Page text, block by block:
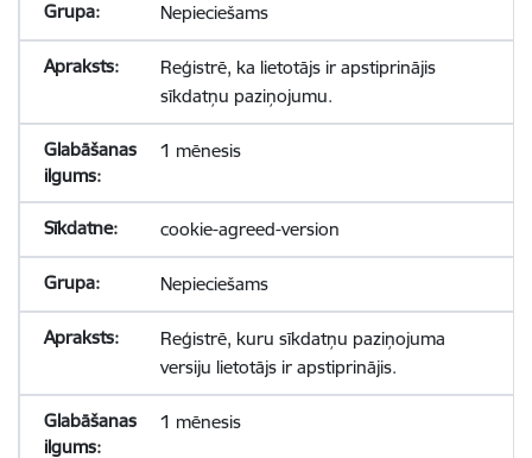
Nepieciešams
Reģistrē, ka lietotājs ir apstiprinājis
sīkdatņu paziņojumu.
1 mēnesis
cookie-agreed-version
Nepieciešams
Reģistrē, kuru sīkdatņu paziņojuma
versiju lietotājs ir apstiprinājis.
1 mēnesis